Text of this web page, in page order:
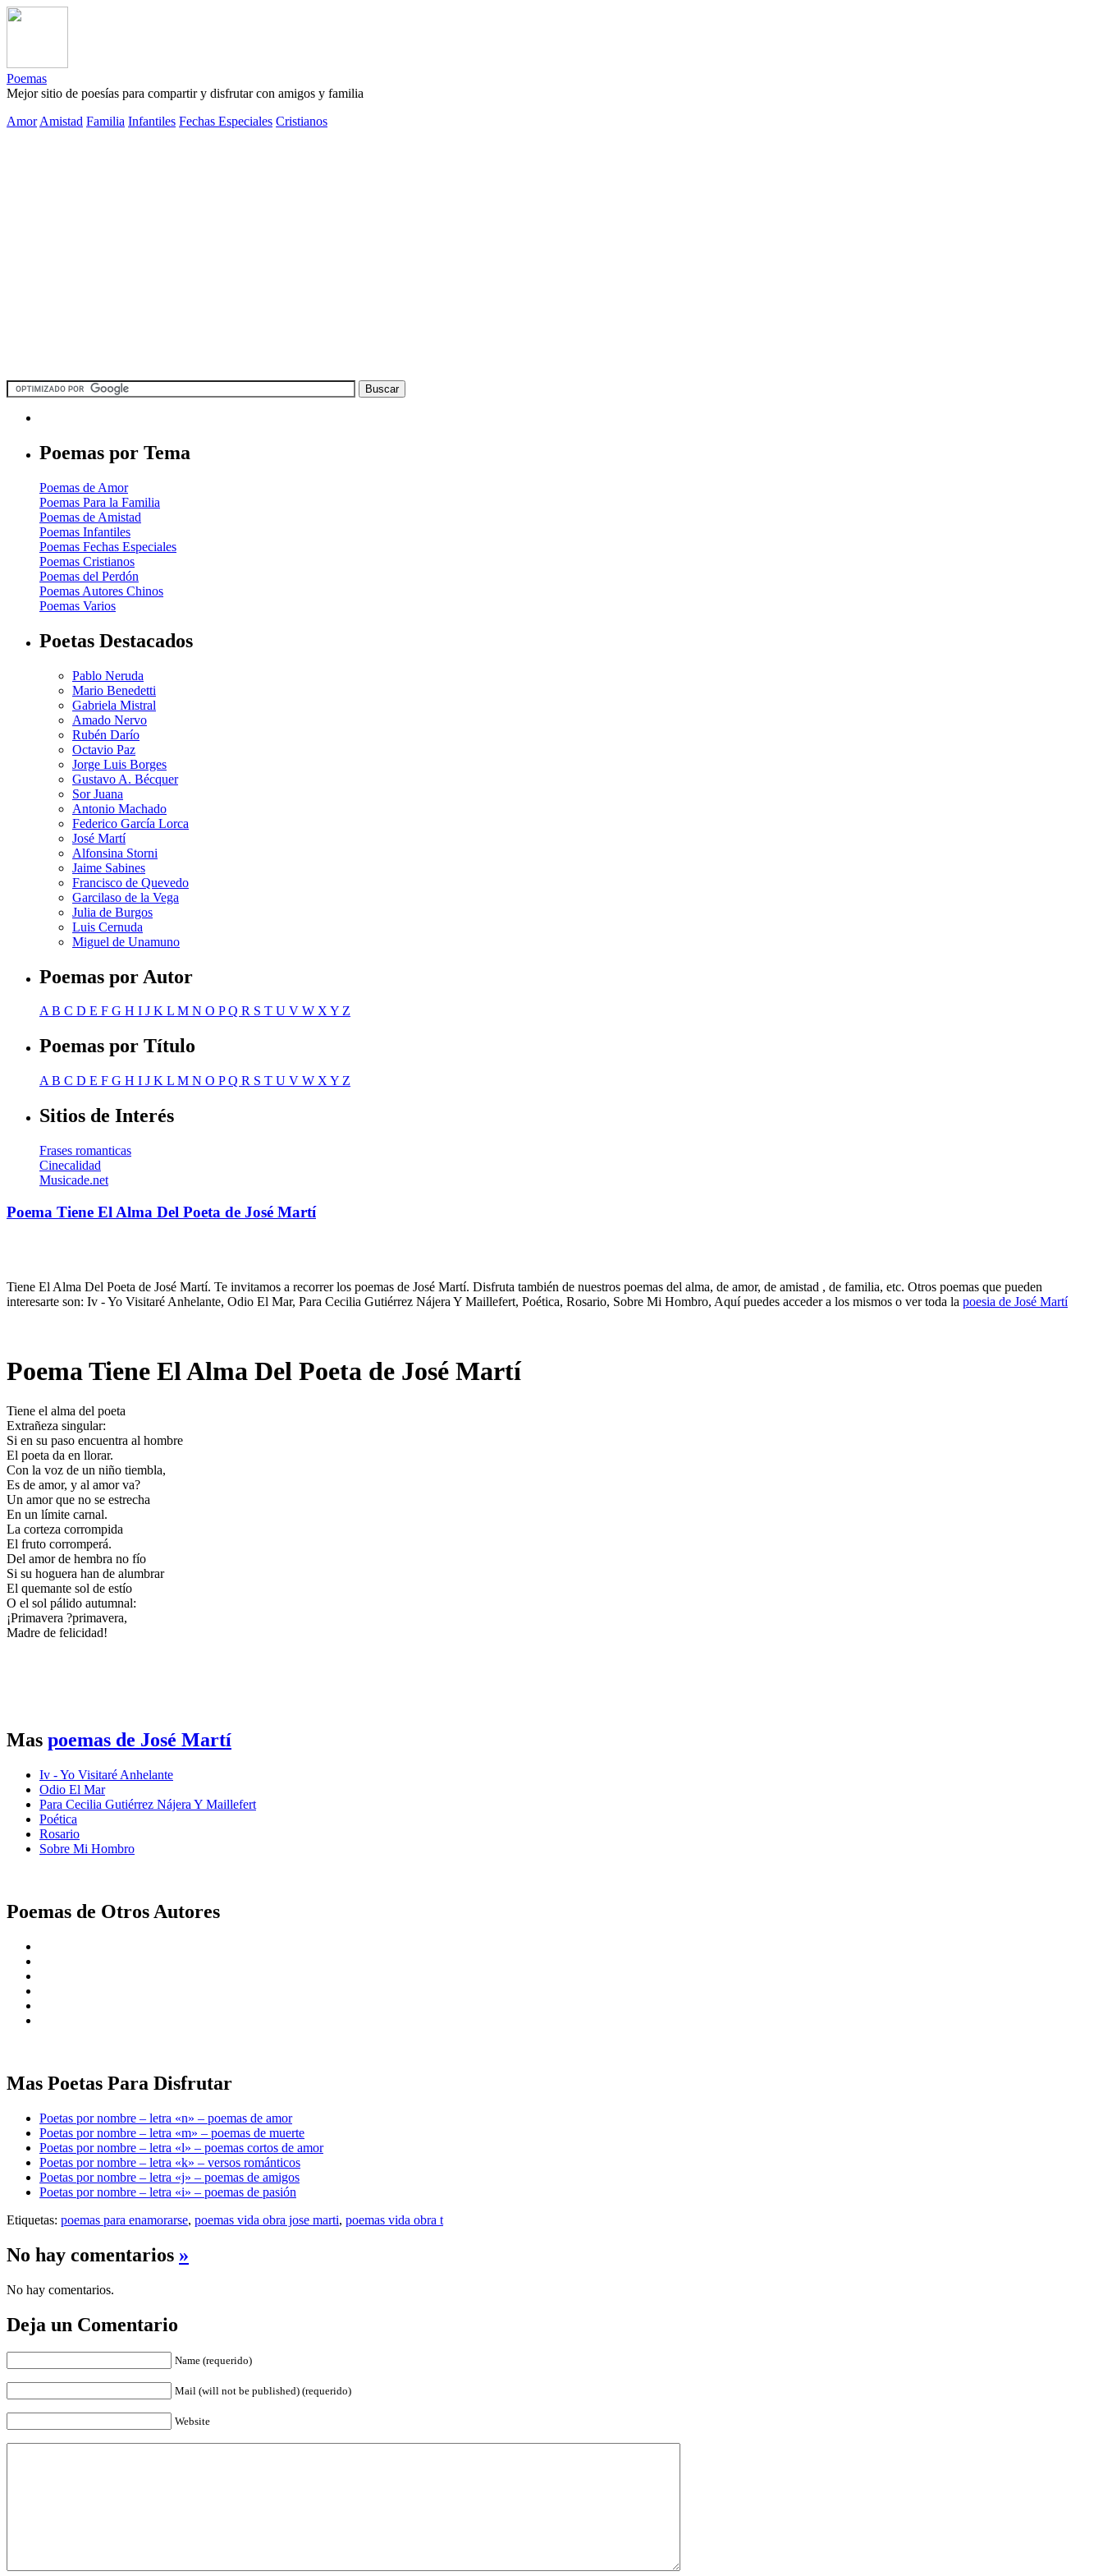
Poemas
Mejor sitio de poesías para compartir y disfrutar con amigos y familia
Amor Amistad Familia Infantiles Fechas Especiales Cristianos
Poemas por Tema
Poemas de Amor
Poemas Para la Familia
Poemas de Amistad
Poemas Infantiles
Poemas Fechas Especiales
Poemas Cristianos
Poemas del Perdón
Poemas Autores Chinos
Poemas Varios
Poetas Destacados
Pablo Neruda
Mario Benedetti
Gabriela Mistral
Amado Nervo
Rubén Darío
Octavio Paz
Jorge Luis Borges
Gustavo A. Bécquer
Sor Juana
Antonio Machado
Federico García Lorca
José Martí
Alfonsina Storni
Jaime Sabines
Francisco de Quevedo
Garcilaso de la Vega
Julia de Burgos
Luis Cernuda
Miguel de Unamuno
Poemas por Autor
AB C D E F G H I J K L M N O PQ R S T U V W XY Z
Poemas por Título
A B C D E F G H I J K L M N O PQ R S T U V W X Y Z
Sitios de Interés
Frases romanticas
Cinecalidad
Musicade.net
Poema Tiene El Alma Del Poeta de José Martí
Tiene El Alma Del Poeta de José Martí. Te invitamos a recorrer los poemas de José Martí. Disfruta también de nuestros poemas del alma, de amor, de amistad , de familia, etc. Otros poemas que pueden
interesarte son: Iv - Yo Visitaré Anhelante, Odio El Mar, Para Cecilia Gutiérrez Nájera Y Maillefert, Poética, Rosario, Sobre Mi Hombro, Aquí puedes acceder a los mismos o ver toda la poesia de José Martí
Poema Tiene El Alma Del Poeta de José Martí
Tiene el alma del poeta
Extrañeza singular:
Si en su paso encuentra al hombre
El poeta da en llorar.
Con la voz de un niño tiembla,
Es de amor, y al amor va?
Un amor que no se estrecha
En un límite carnal.
La corteza corrompida
El fruto corromperá.
Del amor de hembra no fío
Si su hoguera han de alumbrar
El quemante sol de estío
O el sol pálido autumnal:
¡Primavera ?primavera,
Madre de felicidad!
Mas poemas de José Martí
Iv - Yo Visitaré Anhelante
Odio El Mar
Para Cecilia Gutiérrez Nájera Y Maillefert
Poética
Rosario
Sobre Mi Hombro
Poemas de Otros Autores
Mas Poetas Para Disfrutar
Poetas por nombre – letra «n» – poemas de amor
Poetas por nombre – letra «m» – poemas de muerte
Poetas por nombre – letra «l» – poemas cortos de amor
Poetas por nombre – letra «k» – versos románticos
Poetas por nombre – letra «j» – poemas de amigos
Poetas por nombre – letra «i» – poemas de pasión
Etiquetas: poemas para enamorarse, poemas vida obra jose marti, poemas vida obra t
No hay comentarios »
No hay comentarios.
Deja un Comentario
Name (requerido)
Mail (will not be published) (requerido)
Website